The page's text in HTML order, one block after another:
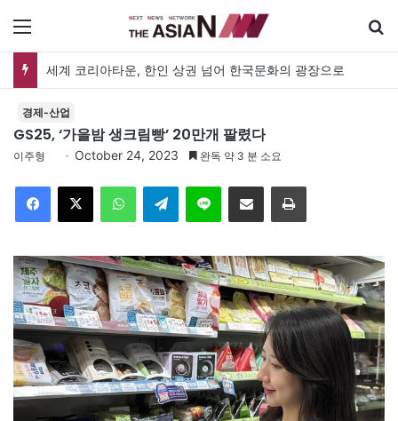
세계 코리아타운, 한인 상권 넘어 한국문화의 광장으로
경제-산업
GS25, ‘가을밤 생크림빵’ 20만개 팔렸다
이주형 October 24, 2023 완독 약 3 분 소요
Telegram 이메일